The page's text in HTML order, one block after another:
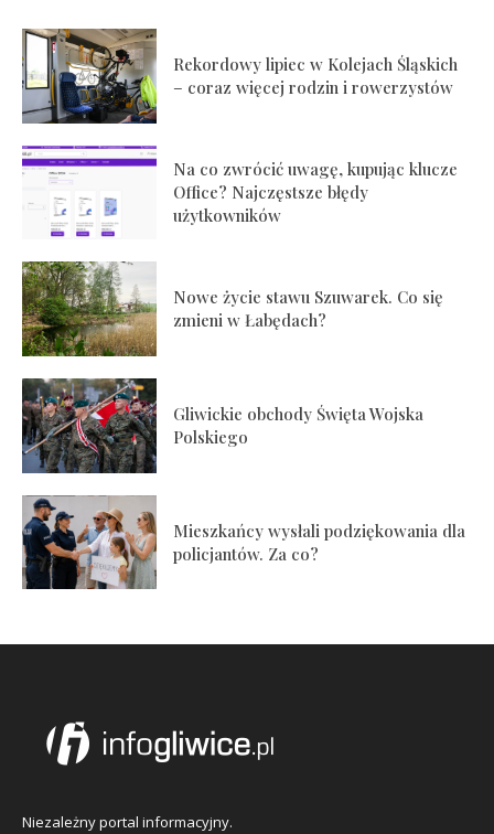
Rekordowy lipiec w Kolejach Śląskich
– coraz więcej rodzin i rowerzystów
Na co zwrócić uwagę, kupując klucze
Office? Najczęstsze błędy
użytkowników
Nowe życie stawu Szuwarek. Co się
zmieni w Łabędach?
Gliwickie obchody Święta Wojska
Polskiego
Mieszkańcy wysłali podziękowania dla
policjantów. Za co?
Niezależny portal informacyjny.